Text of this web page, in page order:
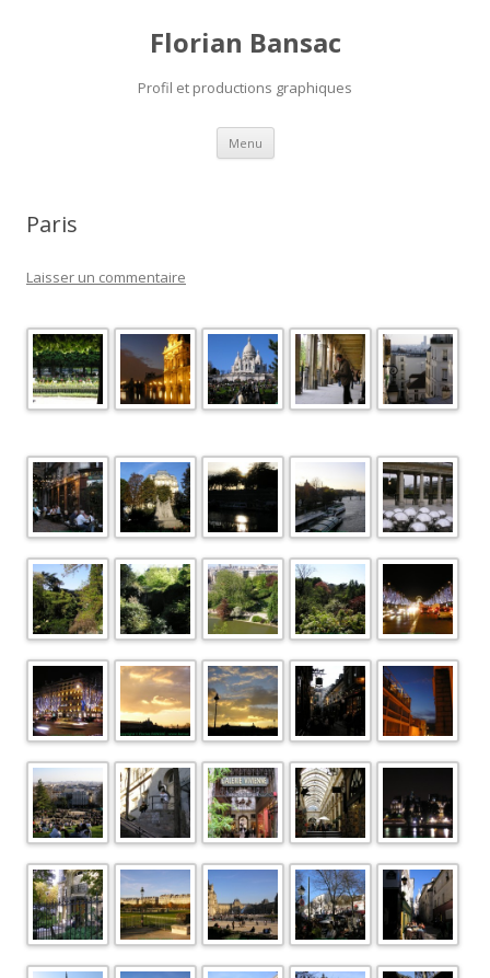
Florian Bansac
Profil et productions graphiques
Menu Aller
contenu
Paris
Laisser un commentaire